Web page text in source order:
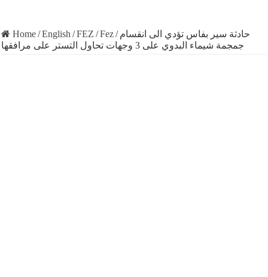
Home/English /FEZ /Fez/ حادثة سير بفاس تؤدي الى انقسام
جمجمة شيماء البدوي على 3 وجهات تحاول التستر على مرافقها